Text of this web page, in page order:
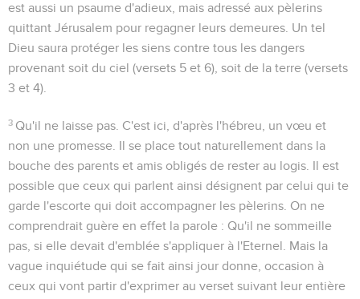
est aussi un psaume d'adieux, mais adressé aux pèlerins
quittant Jérusalem pour regagner leurs demeures. Un tel
Dieu saura protéger les siens contre tous les dangers
provenant soit du ciel (versets 5 et 6), soit de la terre (versets
3 et 4).
3 Qu'il ne laisse pas . C'est ici, d'après l'hébreu, un vœu et
non une promesse. Il se place tout naturellement dans la
bouche des parents et amis obligés de rester au logis. Il est
possible que ceux qui parlent ainsi désignent par celui qui te
garde l'escorte qui doit accompagner les pèlerins. On ne
comprendrait guère en effet la parole : Qu'il ne sommeille
pas , si elle devait d'emblée s'appliquer à l'Eternel. Mais la
vague inquiétude qui se fait ainsi jour donne, occasion à
ceux qui vont partir d'exprimer au verset suivant leur entière